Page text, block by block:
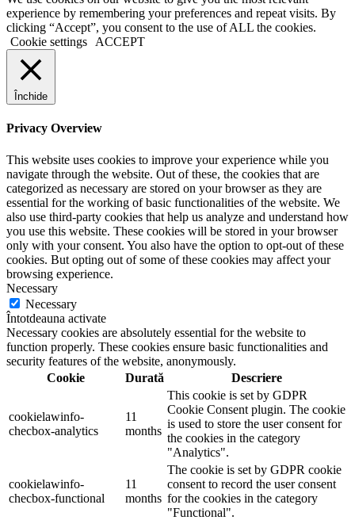
experience by remembering your preferences and repeat visits. By
clicking “Accept”, you consent to the use of ALL the cookies.
Cookie settings
ACCEPT
Închide
Privacy Overview
This website uses cookies to improve your experience while you
navigate through the website. Out of these, the cookies that are
categorized as necessary are stored on your browser as they are
essential for the working of basic functionalities of the website. We
also use third-party cookies that help us analyze and understand how
you use this website. These cookies will be stored in your browser
only with your consent. You also have the option to opt-out of these
cookies. But opting out of some of these cookies may affect your
browsing experience.
Necessary
Necessary
Întotdeauna activate
Necessary cookies are absolutely essential for the website to
function properly. These cookies ensure basic functionalities and
security features of the website, anonymously.
Cookie
Durată Descriere
cookielawinfo-
checbox-analytics
11
months
This cookie is set by GDPR
Cookie Consent plugin. The cookie
is used to store the user consent for
the cookies in the category
"Analytics".
cookielawinfo-
checbox-functional
11
months
The cookie is set by GDPR cookie
consent to record the user consent
for the cookies in the category
"Functional".